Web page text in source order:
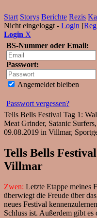
Start Storys Berichte Rezis
Nicht eingeloggt - Login [
Login X
BS-Nummer oder Email:
Passwort:
Angemeldet bleiben
Passwort vergessen?
Tells Bells Festival Tag 1:
Meat Grinder, Satanic
09.08.2019 in Villmar,
Tells Bells
Villmar
Zwen: Letzte Etappe meines
überwiegt die Freude über
neues Festival
Schluss ist. Außerdem gibt